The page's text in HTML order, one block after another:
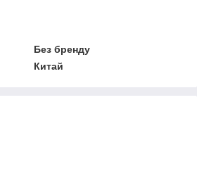
Без бренду
Китай